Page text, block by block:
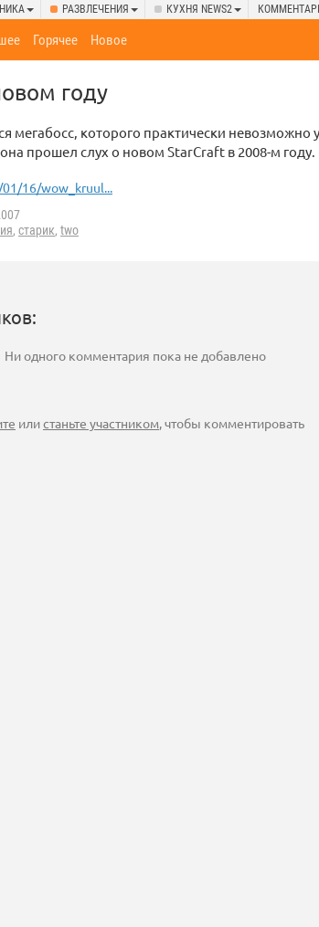
РАЗВЛЕЧЕНИЯ КУХНЯ NEWS2
Горячее Новое
году
мегабосс, которого практически невозможно
прошел слух о новом StarCraft в 2008-м году.
16/wow_kruul...
, старик, two
Ни одного комментария пока не добавлено
илистаньте участником, чтобы комментировать